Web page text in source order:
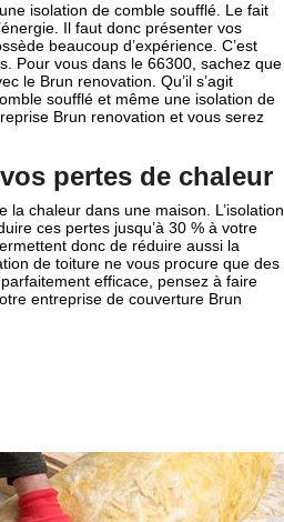
isolation de comble soufflé. Le fait
Il faut donc présenter vos
beaucoup d’expérience. C’est
Pour vous dans le 66300, sachez que
le Brun renovation. Qu’il s’agit
soufflé et même une isolation de
Brun renovation et vous serez
pertes de chaleur
chaleur dans une maison. L’isolation
ces pertes jusqu’à 30 % à votre
donc de réduire aussi la
de toiture ne vous procure que des
efficace, pensez à faire
entreprise de couverture Brun